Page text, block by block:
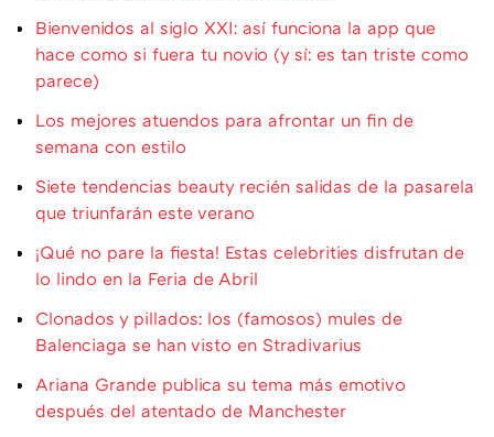
Bienvenidos al siglo XXI: así funciona la app que
hace como si fuera tu novio (y sí: es tan triste como
parece)
Los mejores atuendos para afrontar un fin de
semana con estilo
Siete tendencias beauty recién salidas de la pasarela
que triunfarán este verano
¡Qué no pare la fiesta! Estas celebrities disfrutan de
lo lindo en la Feria de Abril
Clonados y pillados: los (famosos) mules de
Balenciaga se han visto en Stradivarius
Ariana Grande publica su tema más emotivo
después del atentado de Manchester